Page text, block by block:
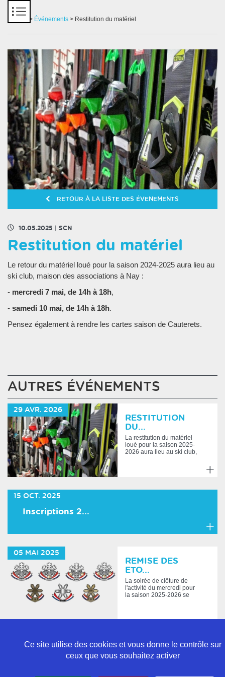
> Événements > Restitution du matériel
RETOUR À LA LISTE DES ÉVENEMENTS
10.05.2025 SCN
Restitution du matériel
Le retour du matériel loué pour la saison 2024-2025 aura lieu au
ski club, maison des associations à Nay :
- mercredi 7 mai, de 14h à 18h,
- samedi 10 mai, de 14h à 18h.
Pensez également à rendre les cartes saison de Cauterets.
AUTRES ÉVÉNEMENTS
29 AVR. 2026
RESTITUTION
DU...
La restitution du matériel
loué pour la saison 2025-
2026 aura lieu au ski club,
savoir
15 OCT. 2025
Inscriptions 2...
05 MAI 2025
REMISE DES
ETO...
La soirée de clôture de
l'activité du mercredi pour
la saison 2025-2026 se
plus
Ce site utilise des cookies et vous donne le contrôle sur
ceux que vous souhaitez activer